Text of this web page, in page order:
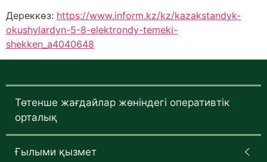
Дереккөз: https://www.inform.kz/kz/kazakstandyk-
okushylardyn-5-8-elektrondy-temeki-
shekken_a4040648
Төтенше жағдайлар жөніндегі оперативтік
орталық
Ғылыми қызмет